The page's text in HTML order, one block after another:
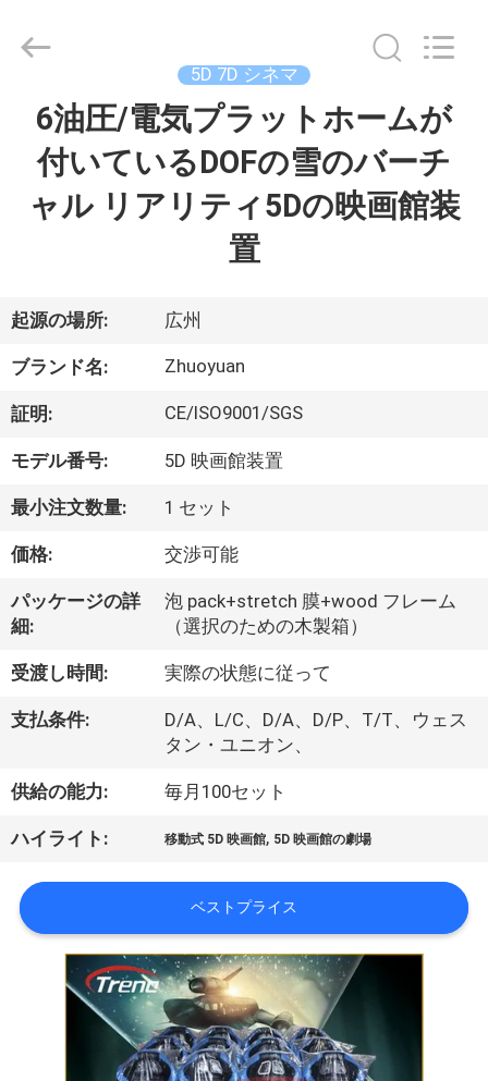
VR
シ
ョ
私
た
ち
に
関
し
て
工
場
2016
Reserved.
5D 7D シネマ
6油圧/電気プラットホームが
付いているDOFの雪のバーチ
ャル リアリティ5Dの映画館装
置
起源の場所: 広州
ブランド名: Zhuoyuan
証明: CE/ISO9001/SGS
モデル番号: 5D 映画館装置
最小注文数量: 1 セット
価格: 交渉可能
パッケージの詳
細:
泡 pack+stretch 膜+wood フレーム
（選択のための木製箱）
受渡し時間: 実際の状態に従って
支払条件:
D/A、L/C、D/A、D/P、T/T、ウェス
タン・ユニオン、
供給の能力: 毎月100セット
ハイライト: 移動式 5D 映画館, 5D 映画館の劇場
ベストプライス